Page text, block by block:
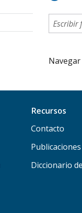
Recursos
Contacto
Publicaciones
Diccionario